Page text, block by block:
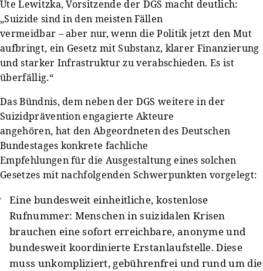
Ute Lewitzka, Vorsitzende der DGS macht deutlich:
„Suizide sind in den meisten Fällen
vermeidbar – aber nur, wenn die Politik jetzt den Mut
aufbringt, ein Gesetz mit Substanz, klarer Finanzierung
und starker Infrastruktur zu verabschieden. Es ist
überfällig.“
Das Bündnis, dem neben der DGS weitere in der
Suizidprävention engagierte Akteure
angehören, hat den Abgeordneten des Deutschen
Bundestages konkrete fachliche
Empfehlungen für die Ausgestaltung eines solchen
Gesetzes mit nachfolgenden Schwerpunkten vorgelegt:
Eine bundesweit einheitliche, kostenlose
Rufnummer: Menschen in suizidalen Krisen
brauchen eine sofort erreichbare, anonyme und
bundesweit koordinierte Erstanlaufstelle. Diese
muss unkompliziert, gebührenfrei und rund um die